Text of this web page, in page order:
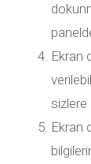
Ekran
sizlere
Ekran